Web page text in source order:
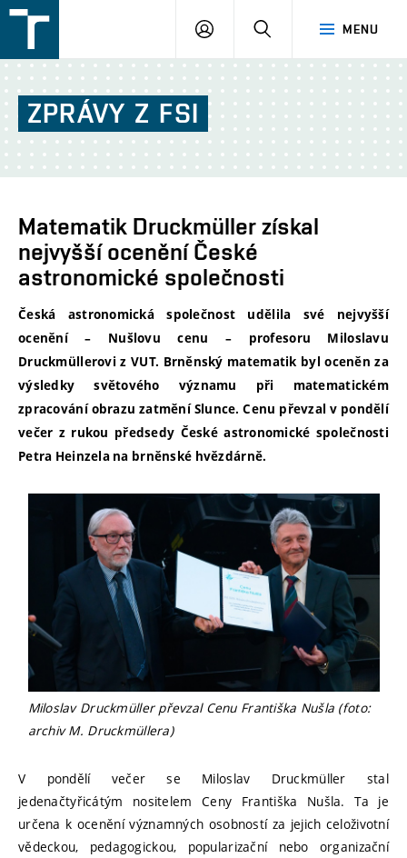
v
Brně
MENU
PŘIHLÁŠENÍ
ZPRÁVY Z FSI
Matematik Druckmüller získal
nejvyšší ocenění České
astronomické společnosti
Česká astronomická společnost udělila své nejvyšší
ocenění – Nušlovu cenu – profesoru Miloslavu
Druckmüllerovi z VUT. Brněnský matematik byl oceněn za
výsledky světového významu při matematickém
zpracování obrazu zatmění Slunce. Cenu převzal v pondělí
večer z rukou předsedy České astronomické společnosti
Petra Heinzela na brněnské hvězdárně.
Miloslav Druckmüller převzal Cenu Františka Nušla (foto:
archiv M. Druckmüllera)
V pondělí večer se Miloslav Druckmüller stal
jedenačtyřicátým nositelem Ceny Františka Nušla. Ta je
určena k ocenění významných osobností za jejich celoživotní
vědeckou, pedagogickou, popularizační nebo organizační